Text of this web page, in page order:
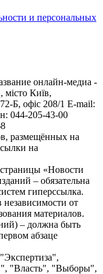
и персональных
онлайн-медиа -
місто Київ,
офіс 208/1 E-mail:
044-205-43-00
размещённых на
на
«Новости
– обязательна
гиперссылка.
от
материалов.
– должна быть
абзаце
"Власть", "Выборы",